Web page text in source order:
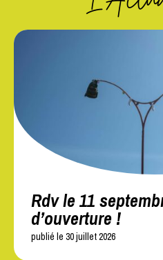
Rdv le 11
d’ouverture !
publié le 30 juillet 2026